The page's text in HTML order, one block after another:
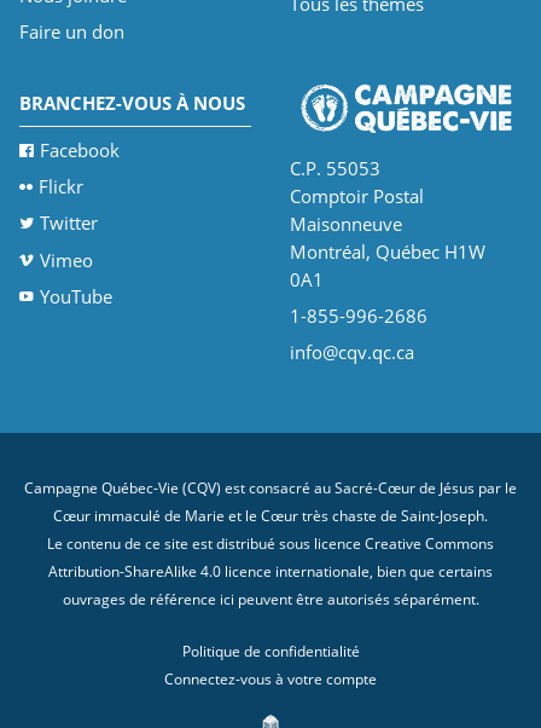
Faire un don
BRANCHEZ-VOUS À NOUS
Facebook
Flickr
Twitter
Vimeo
YouTube
C.P. 55053
Comptoir Postal
Maisonneuve
Montréal, Québec H1W
0A1
1-855-996-2686
info@cqv.qc.ca
Campagne Québec-Vie (CQV) est consacré au Sacré-Cœur de Jésus par le
Cœur immaculé de Marie et le Cœur très chaste de Saint-Joseph.
Le contenu de ce site est distribué sous licence Creative Commons
Attribution-ShareAlike 4.0 licence internationale , bien que certains
ouvrages de référence ici peuvent être autorisés séparément.
Politique de confidentialité
Connectez-vous à votre compte